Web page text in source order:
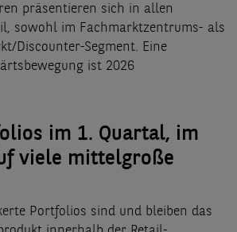
präsentieren sich in allen
sowohl im Fachmarktzentrums- als
Discounter-Segment. Eine
ist 2026
im 1. Quartal, im
viele mittelgroße
Portfolios sind und bleiben das